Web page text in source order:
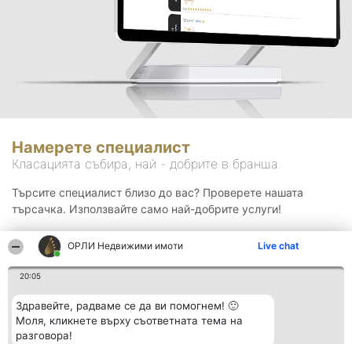
ОРЛИ Недвижими имоти Live chat
20:05
Здравейте, радваме се да ви помогнем! 🙂
Моля, кликнете върху съответната тема на
разговора!
Намерете специалист
Класацията събира, най - добрите в бранша.
Търсите специалист близо до вас? Проверете нашата
търсачка. Използвайте само най-добрите услуги!